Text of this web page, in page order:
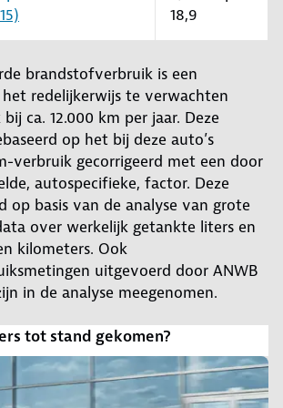
18,9
brandstofverbruik is een
redelijkerwijs te verwachten
ca. 12.000 km per jaar. Deze
op het bij deze auto’s
verbruik gecorrigeerd met een door
autospecifieke, factor. Deze
op basis van de analyse van grote
over werkelijk getankte liters en
kilometers. Ook
uitgevoerd door ANWB
in de analyse meegenomen.
tot stand gekomen?